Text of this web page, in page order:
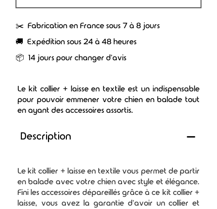
✂️ Fabrication en France sous 7 à 8 jours
🚚 Expédition sous 24 à 48 heures
📦 14 jours pour changer d'avis
Le kit collier + laisse en textile est un indispensable
pour pouvoir emmener votre chien en balade tout
en ayant des accessoires assortis.
Description
Le kit collier + laisse en textile vous permet de partir
en balade avec votre chien avec style et élégance.
Fini les accessoires dépareillés grâce à ce kit collier +
laisse, vous avez la garantie d'avoir un collier et